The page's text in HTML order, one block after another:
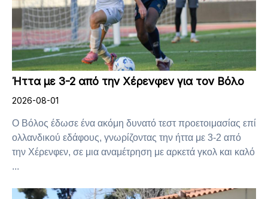
Ήττα με 3-2 από την Χέρενφεν για τον Βόλο
2026-08-01
Ο Βόλος έδωσε ένα ακόμη δυνατό τεστ προετοιμασίας επί
ολλανδικού εδάφους, γνωρίζοντας την ήττα με 3-2 από
την Χέρενφεν, σε μια αναμέτρηση με αρκετά γκολ και καλό
...